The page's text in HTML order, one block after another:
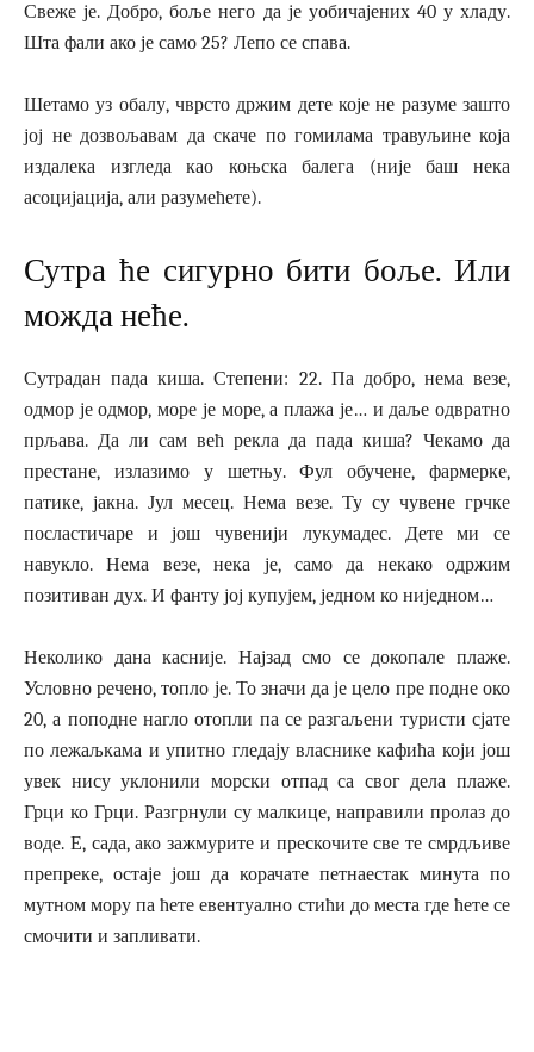
Свеже је. Добро, боље него да је уобичајених 40 у хладу.
Шта фали ако је само 25? Лепо се спава.
Шетамо уз обалу, чврсто држим дете које не разуме зашто
јој не дозвољавам да скаче по гомилама травуљине која
издалека изгледа као коњска балега (није баш нека
асоцијација, али разумећете).
Сутра ће сигурно бити боље. Или
можда неће.
Сутрадан пада киша. Степени: 22. Па добро, нема везе,
одмор је одмор, море је море, а плажа је… и даље одвратно
прљава. Да ли сам већ рекла да пада киша? Чекамо да
престане, излазимо у шетњу. Фул обучене, фармерке,
патике, јакна. Јул месец. Нема везе. Ту су чувене грчке
посластичаре и још чувенији лукумадес. Дете ми се
навукло. Нема везе, нека је, само да некако одржим
позитиван дух. И фанту јој купујем, једном ко ниједном…
Неколико дана касније. Најзад смо се докопале плаже.
Условно речено, топло је. То значи да је цело пре подне око
20, а поподне нагло отопли па се разгаљени туристи сјате
по лежаљкама и упитно гледају власнике кафића који још
увек нису уклонили морски отпад са свог дела плаже.
Грци ко Грци. Разгрнули су малкице, направили пролаз до
воде. Е, сада, ако зажмурите и прескочите све те смрдљиве
препреке, остаје још да корачате петнаестак минута по
мутном мору па ћете евентуално стићи до места где ћете се
смочити и запливати.